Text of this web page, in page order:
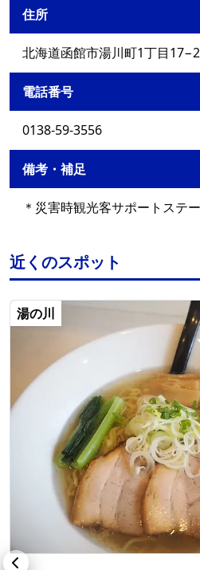
住所
北海道函館市湯川町1丁目
電話番号
0138-59-3556
備考・補足
＊災害時観光客サポートステ
近くのスポット
湯の川